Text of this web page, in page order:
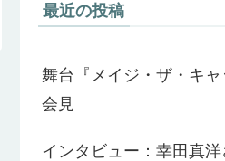
最近の投稿
舞台『メイジ・ザ・キ
会見
インタビュー：幸田真洋